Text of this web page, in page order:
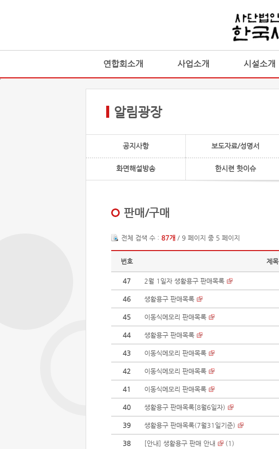
연합회소개 사업소개 시설소개
알림광장
공지사항 보도자료/성명서
화면해설방송 한시련 핫이슈
판매/구매
전체 검색 수 : 87개 / 9 페이지 중 5 페이지
번호 제목
47 2월 1일자 생활용구 판매목록
46 생활용구 판매목록
45 이동식메모리 판매목록
44 생활용구 판매목록
43 이동식메모리 판매목록
42 이동식메모리 판매목록
41 이동식메모리 판매목록
40 생활용구 판매목록[8월6일자)
39 생활용구 판매목록(7월31일기준)
38 [안내] 생활용구 판매 안내 (1 )